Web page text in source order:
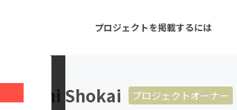
プロジェクトを掲載するには
Chunichi Shokai
プロジェクトオーナー